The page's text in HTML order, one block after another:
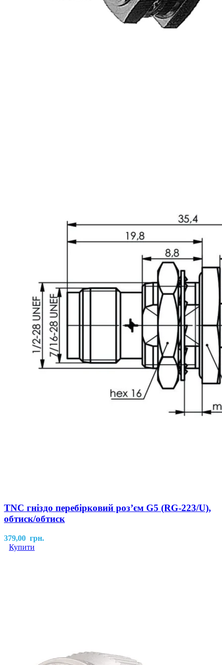
TNC гніздо перебірковий роз’єм G5 (RG-223/U),
обтиск/обтиск
379,00 грн.
Купити